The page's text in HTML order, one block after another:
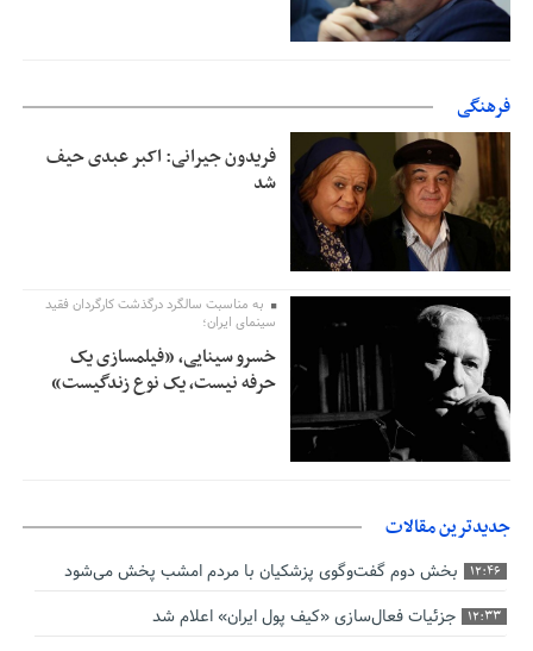
فرهنگی
فریدون جیرانی: اکبر عبدی حیف
شد
به مناسبت سالگرد درگذشت کارگردان فقید
سینمای ایران؛
خسرو سینایی، «فیلمسازی یک
حرفه نیست، یک نوع زندگیست»
جدیدترین مقالات
12:46 بخش دوم گفت‌وگوی پزشکیان با مردم امشب پخش می‌شود
12:33 جزئیات فعال‌سازی «کیف پول ایران» اعلام شد